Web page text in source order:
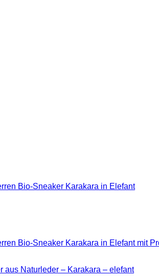
aus Naturleder – Karakara – elefant